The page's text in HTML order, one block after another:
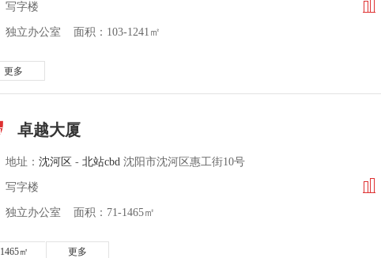
写字楼
独立办公室 面积：103-1241㎡
更多
卓越大厦
地址： 沈河区 - 北站cbd 沈阳市沈河区惠工街10号
写字楼
独立办公室 面积：71-1465㎡
1465㎡ 更多